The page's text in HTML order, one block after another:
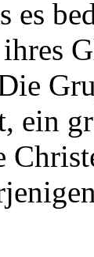
es
ein